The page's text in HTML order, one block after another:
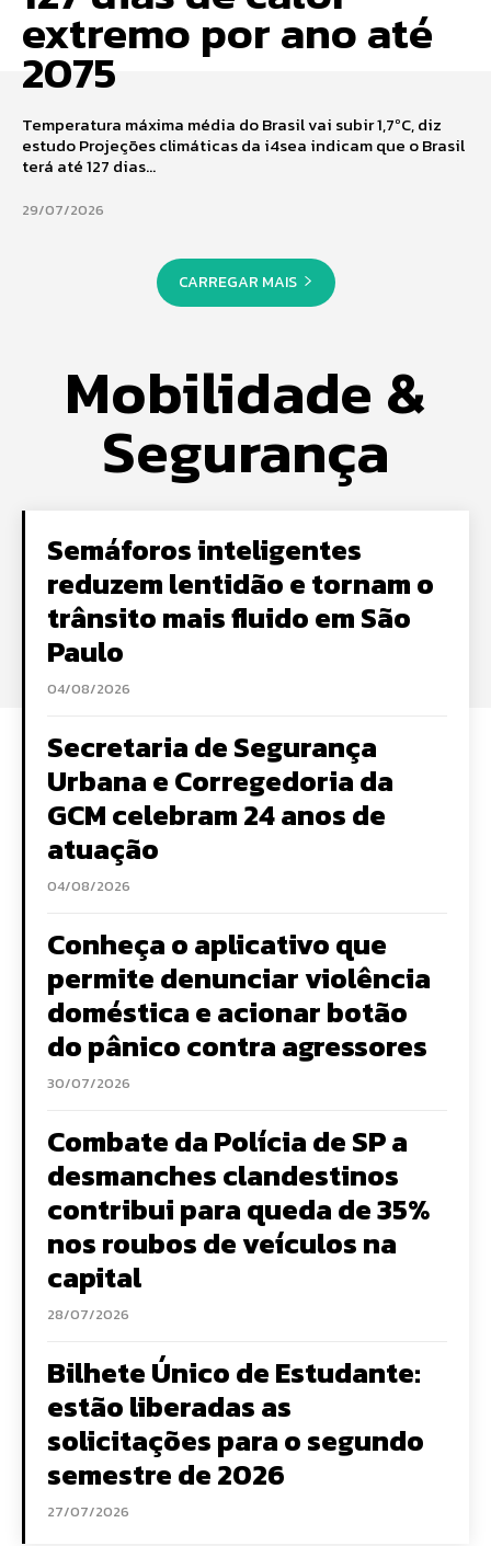
extremo por ano até
2075
Temperatura máxima média do Brasil vai subir 1,7ºC, diz
estudo Projeções climáticas da i4sea indicam que o Brasil
terá até 127 dias...
29/07/2026
CARREGAR MAIS
Mobilidade &
Segurança
Semáforos inteligentes
reduzem lentidão e tornam o
trânsito mais fluido em São
Paulo
04/08/2026
Secretaria de Segurança
Urbana e Corregedoria da
GCM celebram 24 anos de
atuação
04/08/2026
Conheça o aplicativo que
permite denunciar violência
doméstica e acionar botão
do pânico contra agressores
30/07/2026
Combate da Polícia de SP a
desmanches clandestinos
contribui para queda de 35%
nos roubos de veículos na
capital
28/07/2026
Bilhete Único de Estudante:
estão liberadas as
solicitações para o segundo
semestre de 2026
27/07/2026